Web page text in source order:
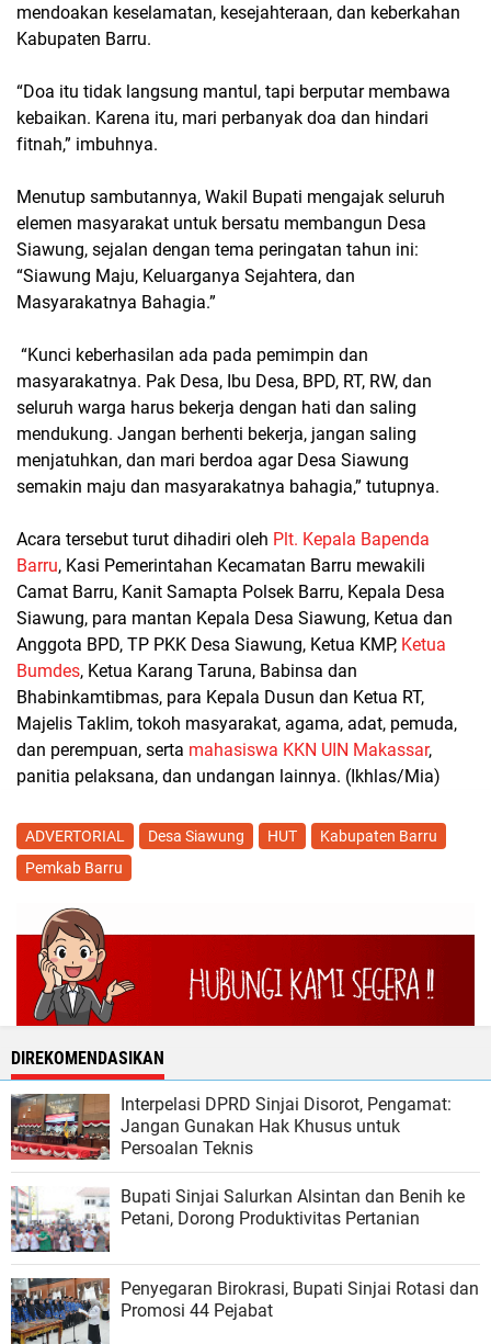
mendoakan keselamatan, kesejahteraan, dan keberkahan
Kabupaten Barru.
“Doa itu tidak langsung mantul, tapi berputar membawa
kebaikan. Karena itu, mari perbanyak doa dan hindari
fitnah,” imbuhnya.
Menutup sambutannya, Wakil Bupati mengajak seluruh
elemen masyarakat untuk bersatu membangun Desa
Siawung, sejalan dengan tema peringatan tahun ini:
“Siawung Maju, Keluarganya Sejahtera, dan
Masyarakatnya Bahagia.”
“Kunci keberhasilan ada pada pemimpin dan
masyarakatnya. Pak Desa, Ibu Desa, BPD, RT, RW, dan
seluruh warga harus bekerja dengan hati dan saling
mendukung. Jangan berhenti bekerja, jangan saling
menjatuhkan, dan mari berdoa agar Desa Siawung
semakin maju dan masyarakatnya bahagia,” tutupnya.
Acara tersebut turut dihadiri oleh Plt. Kepala Bapenda
Barru, Kasi Pemerintahan Kecamatan Barru mewakili
Camat Barru, Kanit Samapta Polsek Barru, Kepala Desa
Siawung, para mantan Kepala Desa Siawung, Ketua dan
Anggota BPD, TP PKK Desa Siawung, Ketua KMP, Ketua
Bumdes, Ketua Karang Taruna, Babinsa dan
Bhabinkamtibmas, para Kepala Dusun dan Ketua RT,
Majelis Taklim, tokoh masyarakat, agama, adat, pemuda,
dan perempuan, serta mahasiswa KKN UIN Makassar,
panitia pelaksana, dan undangan lainnya. (Ikhlas/Mia)
ADVERTORIAL Desa Siawung HUT
Kabupaten Barru
Pemkab Barru
DIREKOMENDASIKAN
Interpelasi DPRD Sinjai Disorot, Pengamat:
Jangan Gunakan Hak Khusus untuk
Persoalan Teknis
Bupati Sinjai Salurkan Alsintan dan Benih ke
Petani, Dorong Produktivitas Pertanian
Penyegaran Birokrasi, Bupati Sinjai Rotasi dan
Promosi 44 Pejabat